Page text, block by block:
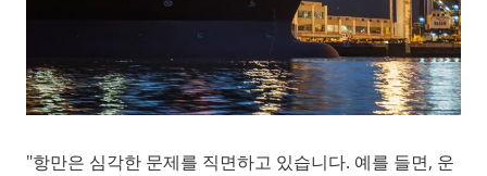
"항만은 심각한 문제를 직면하고 있습니다. 예를 들면, 운